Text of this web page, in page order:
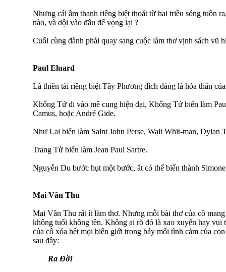
Nhưng cái âm thanh riêng biệt thoát từ hai triều sóng tuôn
nào, và dội vào đâu để vọng lại ?
Cuối cùng đành phải quay sang cuộc làm thơ vịnh sách vũ
Paul Eluard
Là thiên tài riêng biệt Tây Phương đích đáng là hóa thân
Khổng Tử đi vào mê cung hiện đại, Khổng Tử biến làm
Camus, hoặc André Gide.
Như Lai biến làm Saint John Perse, Walt Whit-man, Dylan
Trang Tử biến làm Jean Paul Sartre.
Nguyễn Du bước hụt một bước, ắt có thể biến thành
Mai Vân Thu
Mai Vân Thu rất ít làm thơ. Nhưng mỗi bài thơ của cô
không tuổi không tên. Không ai rõ đó là xao xuyến hay vui
của cô xóa hết mọi biên giới trong bảy mối tình cảm của
sau đây:
Ra Đời